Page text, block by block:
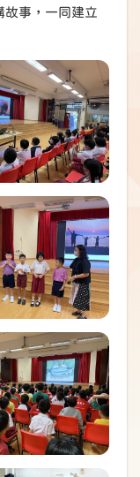
故事，一同建立